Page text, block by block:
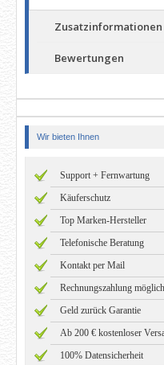
Zusatzinformationen
Bewertungen
Wir bieten Ihnen
Support + Fernwartung
Käuferschutz
Top Marken-Hersteller
Telefonische Beratung
Kontakt per Mail
Rechnungszahlung
Geld zurück Garantie
Ab 200 € kostenloser
100% Datensicherheit